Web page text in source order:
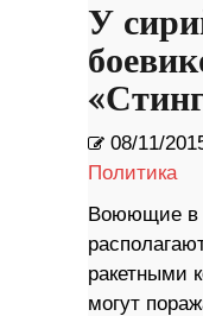
У
08/11/
Политика
Воюющие в
ракетными
могут